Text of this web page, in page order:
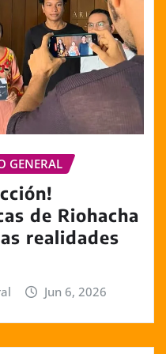
GENERAL
de Riohacha
realidades
Jun 6, 2026